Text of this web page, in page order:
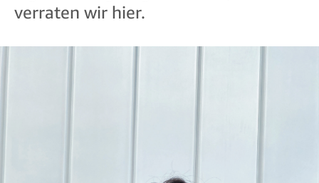
verraten wir hier.